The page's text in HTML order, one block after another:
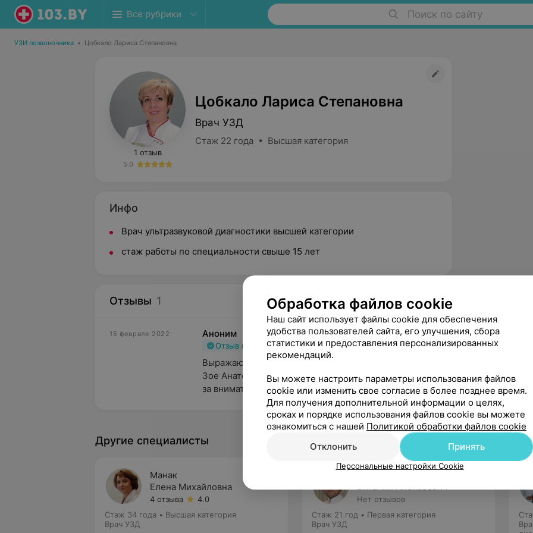
Все рубрики Поиск по сайту
УЗИ позвоночника • Цобкало Лариса Степановна
1 отзыв
5.0
Цобкало Лариса Степановна
Врач УЗД
Стаж 22 года • Высшая категория
Инфо
Врач ультразвуковой диагностики высшей категории
стаж работы по специальности свыше 15 лет
Отзывы 1
15 февраля 2022 Аноним
Отзыв подтвержден
Выражаю огромную благодарность неврологу Кукс
Зое Анатольевне,медсестре Бруй Наталье Ивановне
за внимательность и чуткос...
Другие специалисты
Манак
Елена Михайловна
4 отзыва
4.0
Стаж 34 года • Высшая категория
Врач УЗД
Виталий Алексеевич
Нет отзывов
Стаж 21 год • Первая категория
Врач УЗД
Обработка файлов cookie
Наш сайт использует файлы cookie для обеспечения
удобства пользователей сайта, его улучшения, сбора
статистики и предоставления персонализированных
рекомендаций.
Вы можете настроить параметры использования файлов
cookie или изменить свое согласие в более позднее время.
Для получения дополнительной информации о целях,
сроках и порядке использования файлов cookie вы можете
ознакомиться с нашей Политикой обработки файлов cookie
Отклонить
Принять
Персональные настройки Cookie